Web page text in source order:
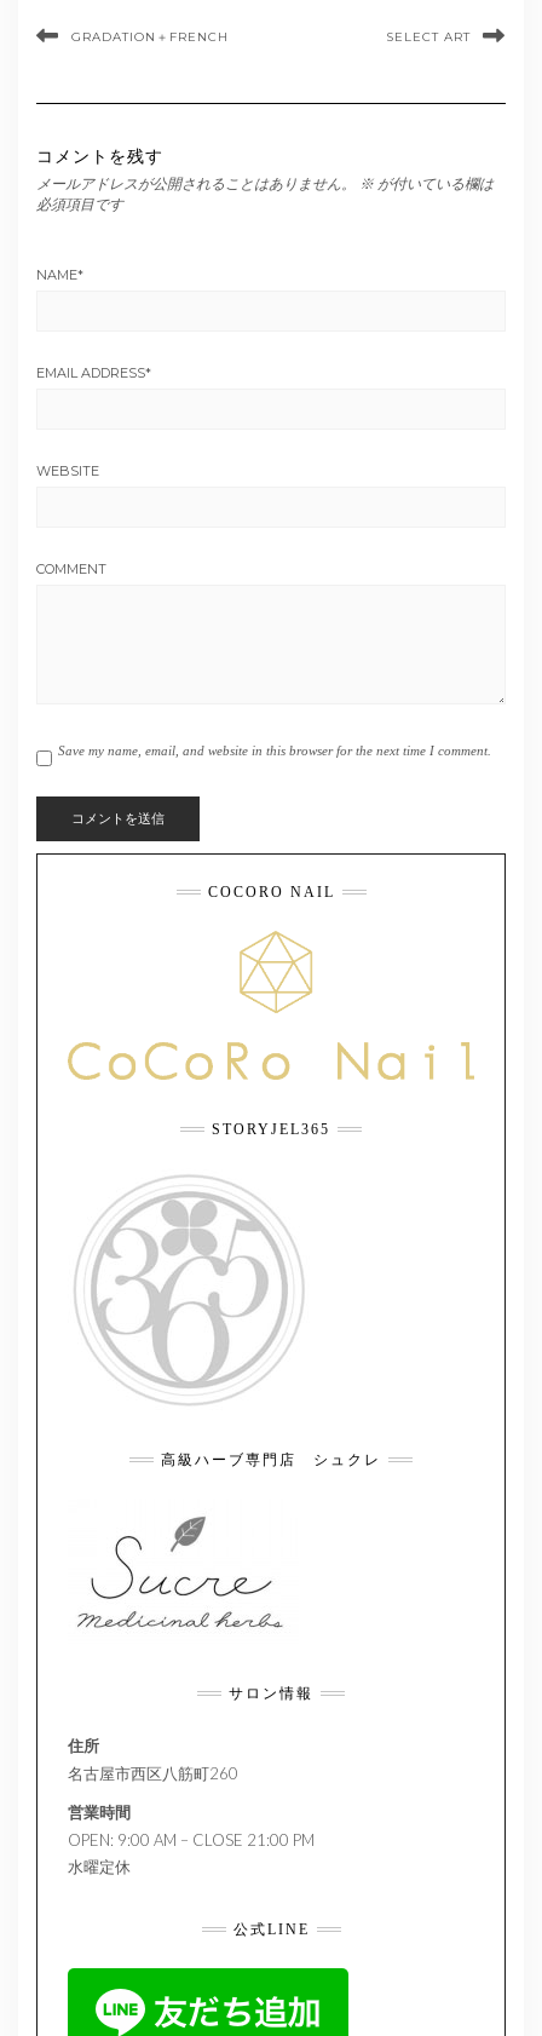
GRADATION＋FRENCH SELECT ART
コメントを残す
メールアドレスが公開されることはありません。 ※ が付いている欄は
必須項目です
NAME*
EMAIL ADDRESS*
WEBSITE
COMMENT
Save my name, email, and website in this browser for the next time I comment.
COCORO NAIL
STORYJEL365
高級ハーブ専門店 シュクレ
サロン情報
住所
名古屋市西区八筋町260
営業時間
OPEN: 9:00 AM – CLOSE 21:00 PM
水曜定休
公式LINE